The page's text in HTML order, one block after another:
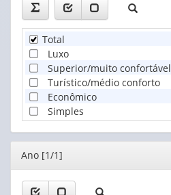
Total
Luxo
Superior/muito confortável
Turístico/médio conforto
Econômico
Simples
Editor
Ano [1/1]